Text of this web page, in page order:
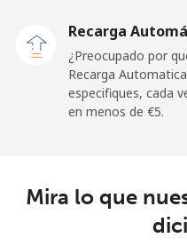
country
⁦194.5¢⁩
Saudi Arabia
Recarga
¿Preocupado por
Recarga
especifiques, cada
en menos de ⁦€5⁩.
Mira lo que